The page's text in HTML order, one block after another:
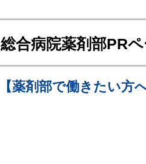
総合病院薬剤部PR
【薬剤部で働きたい方へ